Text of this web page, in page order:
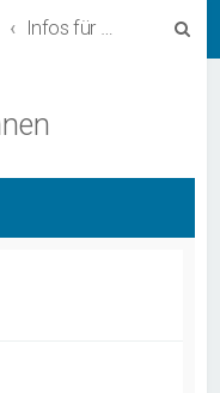
Infos für Sexarbeiter*innen